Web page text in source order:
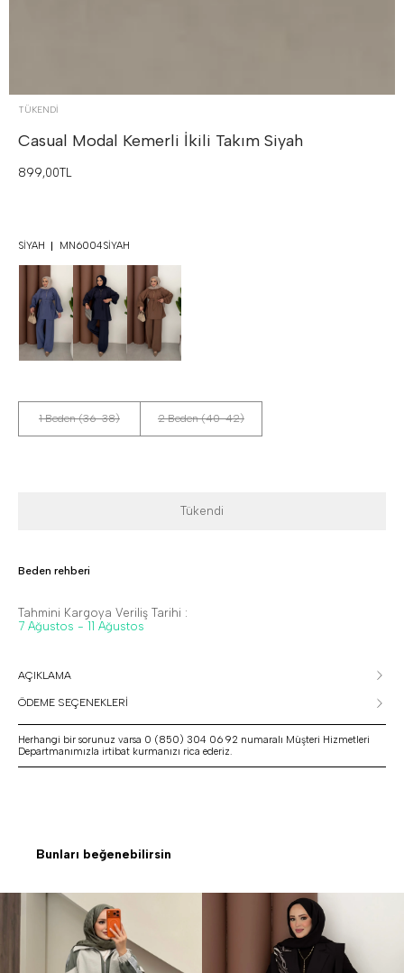
TÜKENDI
Casual Modal Kemerli İkili Takım Siyah
899,00TL
SIYAH MN6004SIYAH
1 Beden (36-38) 2 Beden (40-42)
Tükendi
Beden rehberi
Tahmini Kargoya Veriliş Tarihi :
7 Ağustos - 11 Ağustos
AÇIKLAMA
ÖDEME SEÇENEKLERİ
Herhangi bir sorunuz varsa 0 (850) 304 06 92 numaralı Müşteri Hizmetleri
Departmanımızla irtibat kurmanızı rica ederiz.
Bunları beğenebilirsin